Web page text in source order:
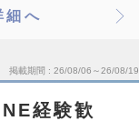
細へ
掲載期間 26/08/06～26/08/19
経験歓